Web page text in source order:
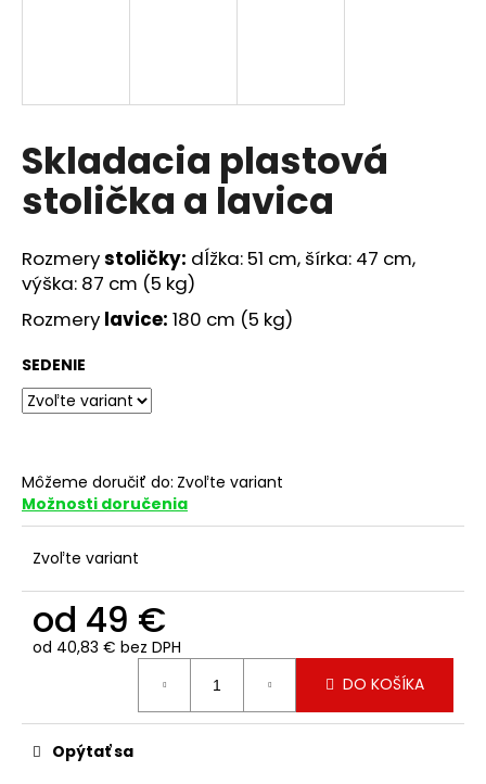
Skladacia plastová
stolička a lavica
Rozmerystoličky: dĺžka: 51 cm, šírka: 47 cm,
výška: 87 cm (5 kg)
Rozmery lavice: 180 cm (5 kg)
SEDENIE
Môžeme doručiť do: Zvoľte variant
Možnosti doručenia
Zvoľte variant
od 49 €
od 40,83 € bez DPH
DO KOŠÍKA
Opýtať sa